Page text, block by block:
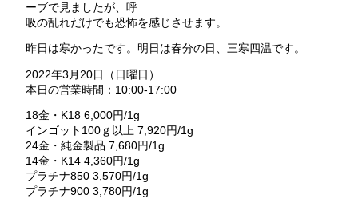
ーブで見ましたが、呼
吸の乱れだけでも恐怖を感じさせます。
昨日は寒かったです。明日は春分の日、三寒四温です。
2022年3月20日（日曜日）
本日の営業時間：10:00-17:00
18金・K18 6,000円/1g
インゴット100ｇ以上 7,920円/1g
24金・純金製品 7,680円/1g
14金・K14 4,360円/1g
プラチナ850 3,570円/1g
プラチナ900 3,780円/1g